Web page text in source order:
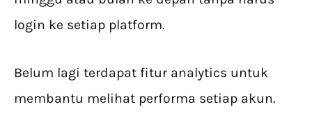
login ke setiap platform.
Belum lagi terdapat fitur analytics untuk
membantu melihat performa setiap akun.